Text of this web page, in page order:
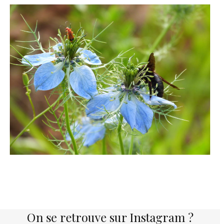
On se retrouve sur Instagram ?